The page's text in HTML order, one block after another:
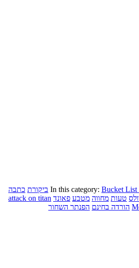
In this category: Bucket List ביקורת כתבה
טעות מחווה מטבע פאונד attack on titan
הורדה בחינם הפנתר השחור